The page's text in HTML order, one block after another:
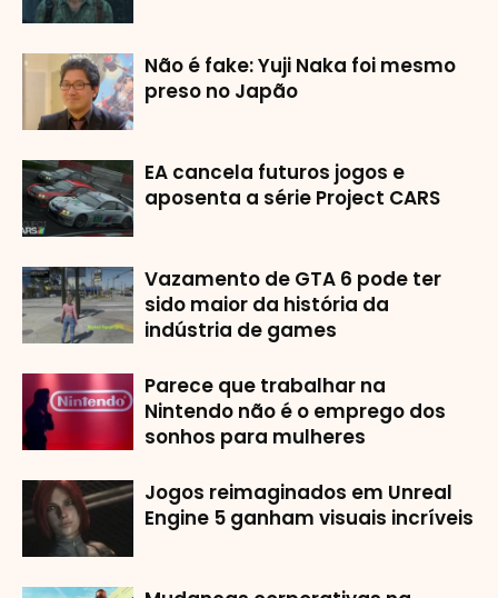
Não é fake: Yuji Naka foi mesmo
preso no Japão
EA cancela futuros jogos e
aposenta a série Project CARS
Vazamento de GTA 6 pode ter
sido maior da história da
indústria de games
Parece que trabalhar na
Nintendo não é o emprego dos
sonhos para mulheres
Jogos reimaginados em Unreal
Engine 5 ganham visuais incríveis